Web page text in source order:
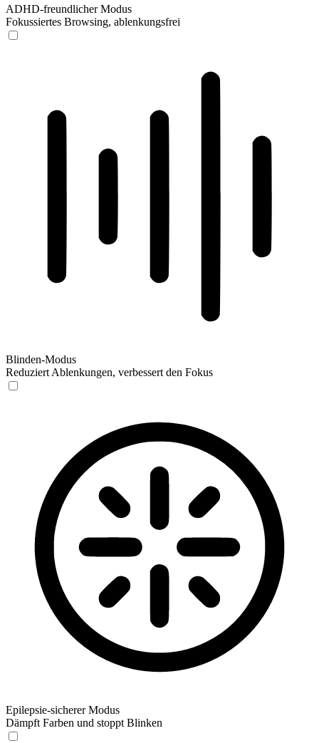
ADHD-freundlicher Modus
Fokussiertes Browsing, ablenkungsfrei
Blinden-Modus
Reduziert Ablenkungen, verbessert den Fokus
Epilepsie-sicherer Modus
Dämpft Farben und stoppt Blinken